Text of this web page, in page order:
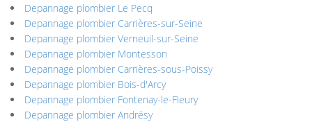
Depannage plombier Le Pecq
Depannage plombier Carrières-sur-Seine
Depannage plombier Verneuil-sur-Seine
Depannage plombier Montesson
Depannage plombier Carrières-sous-Poissy
Depannage plombier Bois-d'Arcy
Depannage plombier Fontenay-le-Fleury
Depannage plombier Andrésy